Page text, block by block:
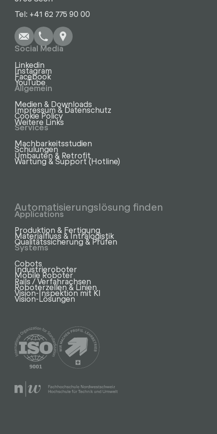
Tel: +41 62 775 90 00
Kopieren
Anrufen Kopieren
Social Media
Linkedin
Instagram
Facebook
YouTube
Allgemein
Medien & Downloads
Impressum & Datenschutz
Cookie Policy
Weitere Links
Services
Machbarkeitsstudien
Schulungen
Umbauten & Retrofit
Wartung & Support (Hotline)
Automatisierungslösung finden
Applications
Produktion & Fertigung
Materialfluss & Intralogistik
Qualitätssicherung & Prüfen
Systems
Cobots
Industrieroboter
Mobile Roboter
Rails / Verfahrachsen
Roboterzellen & Linien
Vision-Inspektion mit KI
Vision-Lösungen